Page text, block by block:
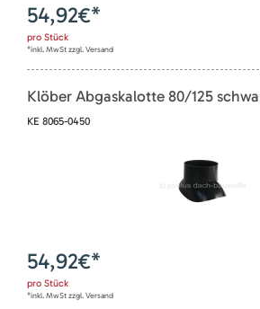
54,92€*
pro Stück
*inkl. MwSt zzgl. Versand
Klöber Abgaskalotte 80/125
KE 8065-0450
54,92€*
pro Stück
*inkl. MwSt zzgl. Versand